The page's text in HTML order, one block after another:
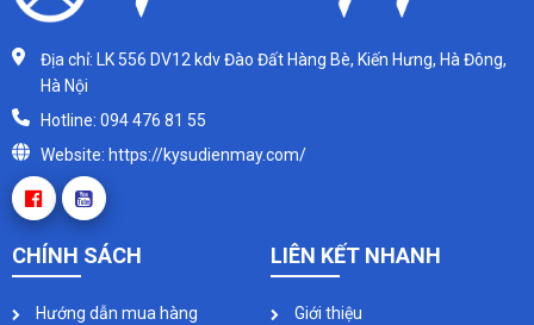
Địa chỉ: LK 556 DV12 kdv Đào Đất Hàng Bè, Kiến Hưng, Hà Đông,
Hà Nội
Hotline: 094 476 81 55
Website: https://kysudienmay.com/
CHÍNH SÁCH
Hướng dẫn mua hàng
LIÊN KẾT NHANH
Giới thiệu